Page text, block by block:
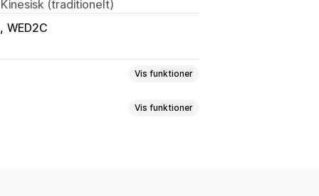
(traditionelt)
WED2C
Vis funktioner
Vis funktioner